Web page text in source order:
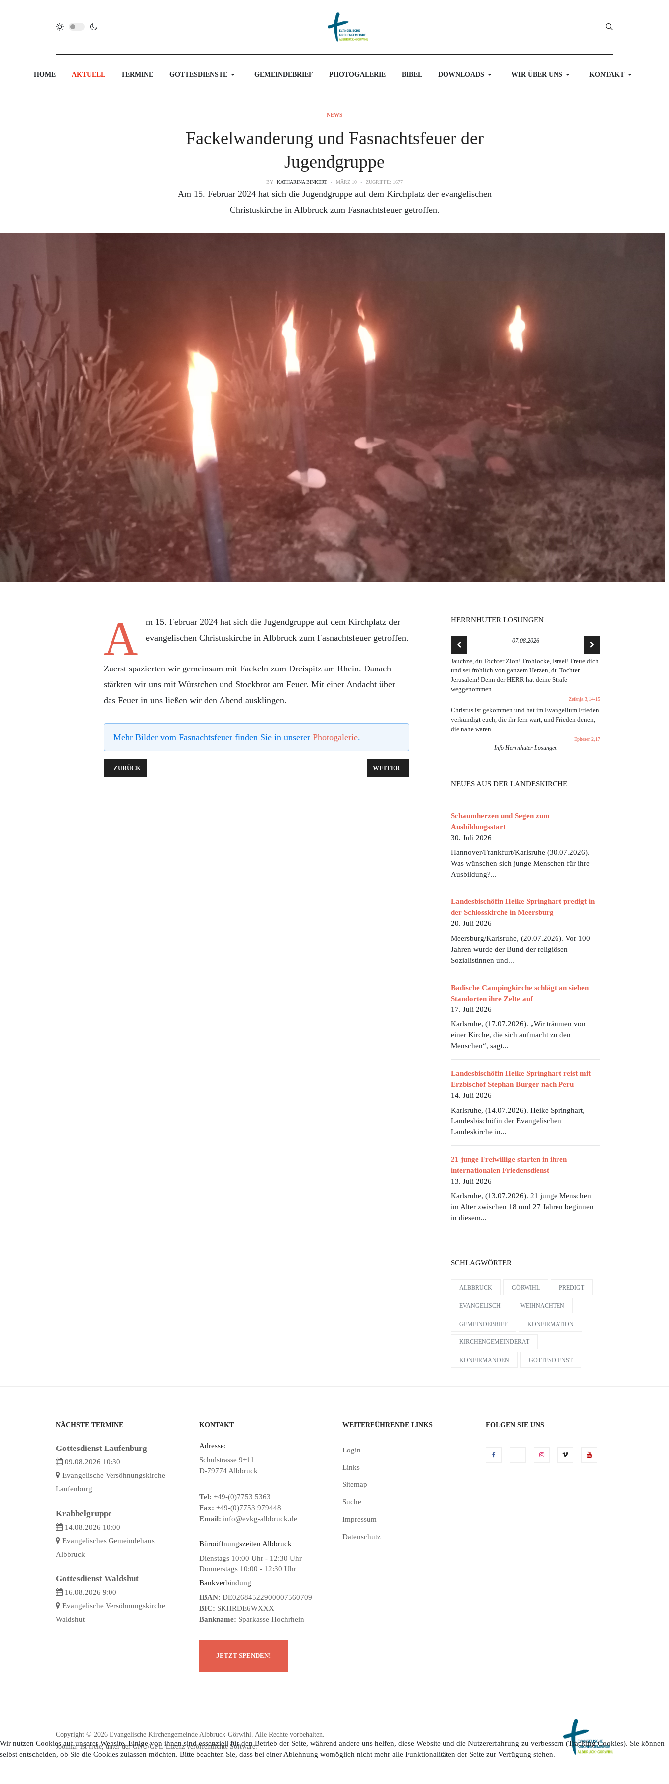
HOME AKTUELL TERMINE GOTTESDIENSTE GEMEINDEBRIEF PHOTOGALERIE BIBEL DOWNLOADS WIR ÜBER UNS KONTAKT
NEWS
Fackelwanderung und Fasnachtsfeuer der
Jugendgruppe
BY KATHARINA BINKERT MÄRZ 10 ZUGRIFFE: 1677
Am 15. Februar 2024 hat sich die Jugendgruppe auf dem Kirchplatz der evangelischen
Christuskirche in Albbruck zum Fasnachtsfeuer getroffen.
A
m 15. Februar 2024 hat sich die Jugendgruppe auf dem Kirchplatz der
evangelischen Christuskirche in Albbruck zum Fasnachtsfeuer getroffen.
Zuerst spazierten wir gemeinsam mit Fackeln zum Dreispitz am Rhein. Danach
stärkten wir uns mit Würstchen und Stockbrot am Feuer. Mit einer Andacht über
das Feuer in uns ließen wir den Abend ausklingen.
Mehr Bilder vom Fasnachtsfeuer finden Sie in unserer Photogalerie.
VORHERIGER BEITRAG: …DURCH DAS BAND DES FRIEDENS
ZURÜCK NÄCHSTER BEITRAG: EINLADUNG ZUM GOTTESDIENST MIT PFARRERIN OTTE-KEMPF
WEITER
HERRNHUTER LOSUNGEN
07.08.2026
Jauchze, du Tochter Zion! Frohlocke, Israel! Freue dich
und sei fröhlich von ganzem Herzen, du Tochter
Jerusalem! Denn der HERR hat deine Strafe
weggenommen.
Zefanja 3,14-15
Christus ist gekommen und hat im Evangelium Frieden
verkündigt euch, die ihr fern wart, und Frieden denen,
die nahe waren.
Epheser 2,17
Info Herrnhuter Losungen
NEUES AUS DER LANDESKIRCHE
Schaumherzen und Segen zum
Ausbildungsstart
30. Juli 2026
Hannover/Frankfurt/Karlsruhe (30.07.2026).
Was wünschen sich junge Menschen für ihre
Ausbildung?...
Landesbischöfin Heike Springhart predigt in
der Schlosskirche in Meersburg
20. Juli 2026
Meersburg/Karlsruhe, (20.07.2026). Vor 100
Jahren wurde der Bund der religiösen
Sozialistinnen und...
Badische Campingkirche schlägt an sieben
Standorten ihre Zelte auf
17. Juli 2026
Karlsruhe, (17.07.2026). „Wir träumen von
einer Kirche, die sich aufmacht zu den
Menschen“, sagt...
Landesbischöfin Heike Springhart reist mit
Erzbischof Stephan Burger nach Peru
14. Juli 2026
Karlsruhe, (14.07.2026). Heike Springhart,
Landesbischöfin der Evangelischen
Landeskirche in...
21 junge Freiwillige starten in ihren
internationalen Friedensdienst
13. Juli 2026
Karlsruhe, (13.07.2026). 21 junge Menschen
im Alter zwischen 18 und 27 Jahren beginnen
in diesem...
SCHLAGWÖRTER
ALBBRUCK GÖRWIHL PREDIGT
EVANGELISCH WEIHNACHTEN
GEMEINDEBRIEF KONFIRMATION
KIRCHENGEMEINDERAT
KONFIRMANDEN GOTTESDIENST
NÄCHSTE TERMINE
Gottesdienst Laufenburg
09.08.2026 10:30
Evangelische Versöhnungskirche
Laufenburg
Krabbelgruppe
14.08.2026 10:00
Evangelisches Gemeindehaus
Albbruck
Gottesdienst Waldshut
16.08.2026 9:00
Evangelische Versöhnungskirche
Waldshut
KONTAKT
Adresse:
Schulstrasse 9+11
D-79774 Albbruck
Tel: +49-(0)7753 5363
Fax: +49-(0)7753 979448
Email: info@evkg-albbruck.de
Büroöffnungszeiten Albbruck
Dienstags 10:00 Uhr - 12:30 Uhr
Donnerstags 10:00 - 12:30 Uhr
Bankverbindung
IBAN: DE02684522900007560709
BIC: SKHRDE6WXXX
Bankname: Sparkasse Hochrhein
WEITERFÜHRENDE LINKS
Login
Links
Sitemap
Suche
Impressum
Datenschutz
FOLGEN SIE UNS
Copyright © 2026 Evangelische Kirchengemeinde Albbruck-Görwihl. Alle Rechte vorbehalten.
Joomla!ist freie, unter derGNU/GPL-Lizenzveröffentlichte Software.
Wir nutzen Cookies auf unserer Website. Einige von ihnen sind essenziell für den Betrieb der Seite, während andere uns helfen, diese Website und die Nutzererfahrung zu verbessern (Tracking Cookies). Sie können
selbst entscheiden, ob Sie die Cookies zulassen möchten. Bitte beachten Sie, dass bei einer Ablehnung womöglich nicht mehr alle Funktionalitäten der Seite zur Verfügung stehen.